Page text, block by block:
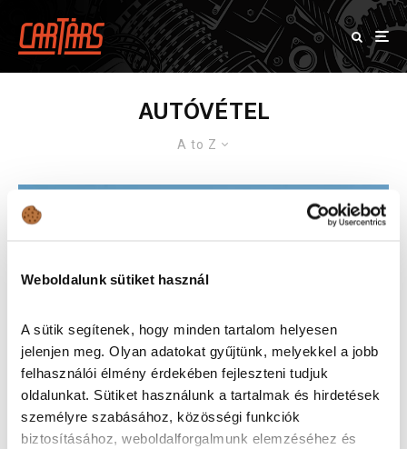
Weboldalunk sütiket használ
A sütik segítenek, hogy minden tartalom helyesen
jelenjen meg. Olyan adatokat gyűjtünk, melyekkel a jobb
felhasználói élmény érdekében fejleszteni tudjuk
oldalunkat. Sütiket használunk a tartalmak és hirdetések
személyre szabásához, közösségi funkciók
biztosításához, weboldalforgalmunk elemzéséhez és
AUTÓVÉTEL
A to Z